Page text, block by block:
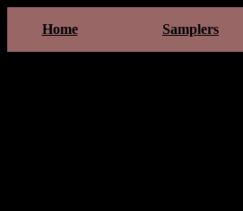
Home Samplers